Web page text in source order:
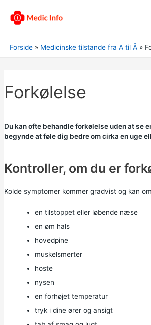
Forside Medicinske tilstande fra A til Å
Forkølelse
Du kan ofte behandle forkølelse uden at se
begynde at føle dig bedre om cirka en uge
Kontroller, om du er
Kolde symptomer kommer gradvist og kan
en tilstoppet eller løbende næse
en øm hals
hovedpine
muskelsmerter
hoste
nysen
en forhøjet temperatur
tryk i dine ører og ansigt